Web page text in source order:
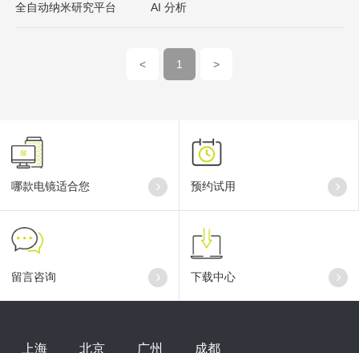
全自动纳米研究平台
AI 分析
< 1 >
哪款电镜适合您 预约试用
留言咨询 下载中心
上海 北京 广州 成都